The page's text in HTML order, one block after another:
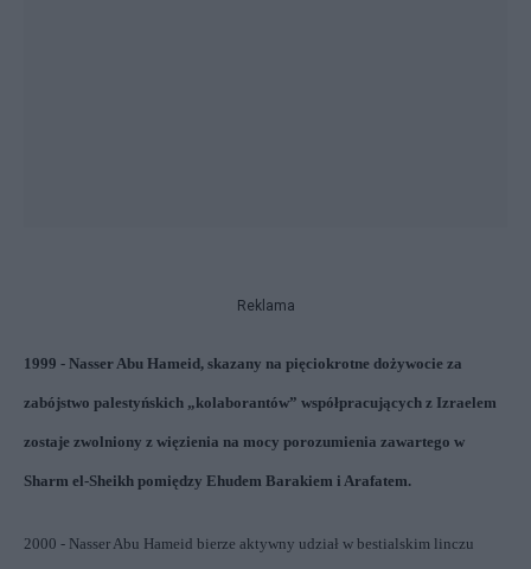
Reklama
1999 - Nasser Abu Hameid, skazany na pięciokrotne dożywocie za
zabójstwo palestyńskich „kolaborantów” współpracujących z Izraelem
zostaje zwolniony z więzienia na mocy porozumienia zawartego w
Sharm el-Sheikh pomiędzy Ehudem Barakiem i Arafatem.
2000 - Nasser Abu Hameid bierze aktywny udział w bestialskim linczu